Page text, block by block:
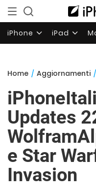
iPhone iPad
Home / Aggiornamenti /
Updates
e Star
Invasion